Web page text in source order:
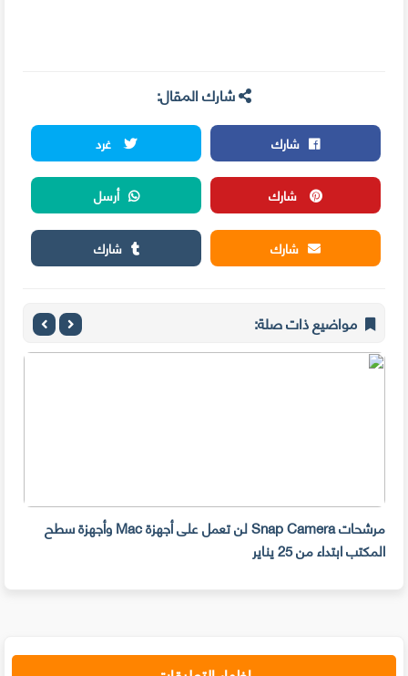
شارك المقال:
شارك
غرد
شارك
أرسل
شارك
شارك
مواضيع ذات صلة:
مرشحات Snap Camera لن تعمل على أجهزة Mac وأجهزة سطح
المكتب ابتداء من 25 يناير